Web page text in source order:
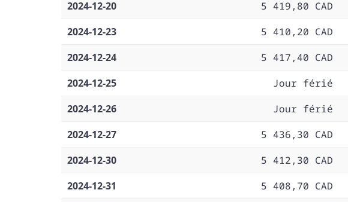
2024-12-20
5 419,80 CAD
2024-12-23
5 410,20 CAD
2024-12-24
5 417,40 CAD
2024-12-25
Jour férié
2024-12-26
Jour férié
2024-12-27
5 436,30 CAD
2024-12-30
5 412,30 CAD
2024-12-31
5 408,70 CAD